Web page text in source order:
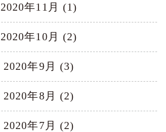
2020年11月 (1)
2020年10月 (2)
2020年9月 (3)
2020年8月 (2)
2020年7月 (2)